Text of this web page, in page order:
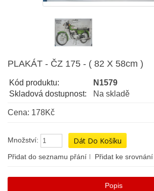
PLAKÁT - ČZ 175 - ( 82 X 58cm )
Kód produktu:
N1579
Skladová dostupnost:
Na skladě
Cena: 178Kč
Množství:
Přidat do seznamu přání Přidat ke srovnání
Popis